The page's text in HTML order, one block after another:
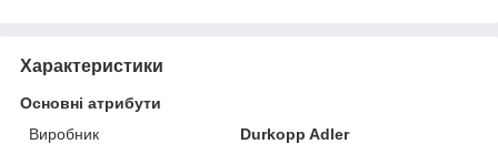
Характеристики
Основні атрибути
Виробник
Durkopp Adler